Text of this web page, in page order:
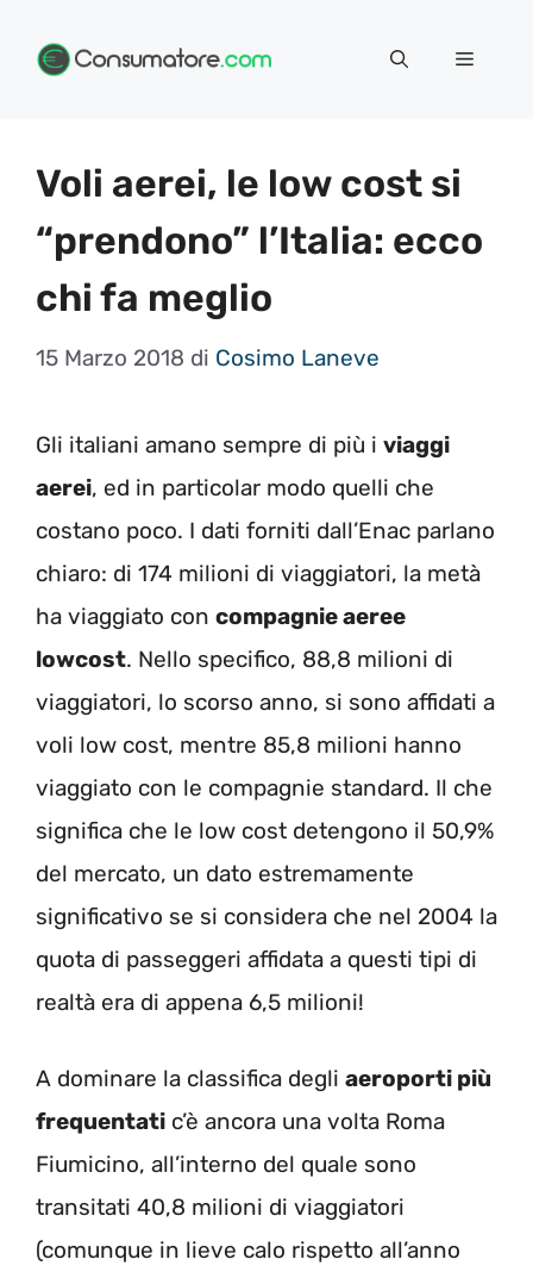
Menu
Voli aerei, le low cost si
“prendono” l’Italia: ecco
chi fa meglio
15 Marzo 2018 di Cosimo Laneve
Gli italiani amano sempre di più i viaggi
aerei, ed in particolar modo quelli che
costano poco. I dati forniti dall’Enac parlano
chiaro: di 174 milioni di viaggiatori, la metà
ha viaggiato con compagnie aeree
lowcost. Nello specifico, 88,8 milioni di
viaggiatori, lo scorso anno, si sono affidati a
voli low cost, mentre 85,8 milioni hanno
viaggiato con le compagnie standard. Il che
significa che le low cost detengono il 50,9%
del mercato, un dato estremamente
significativo se si considera che nel 2004 la
quota di passeggeri affidata a questi tipi di
realtà era di appena 6,5 milioni!
A dominare la classifica degli aeroporti più
frequentati c’è ancora una volta Roma
Fiumicino, all’interno del quale sono
transitati 40,8 milioni di viaggiatori
(comunque in lieve calo rispetto all’anno